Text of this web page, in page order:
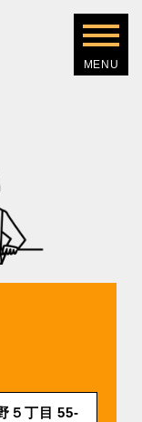
５丁⽬ 55-